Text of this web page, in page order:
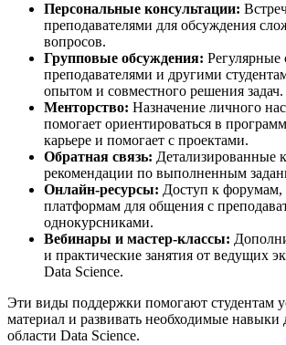
Персональные консультации:
преподавателями для обсуждения
вопросов.
Групповые обсуждения: Регулярные
преподавателями и другими
опытом и совместного решения задач.
Менторство: Назначение личного
помогает ориентироваться в
карьере и помогает с проектами.
Обратная связь: Детализированные
рекомендации по выполненным
Онлайн-ресурсы: Доступ к форумам,
платформам для общения с
однокурсниками.
Вебинары и мастер-классы:
и практические занятия от ведущих
Data Science.
Эти виды поддержки помогают студентам
материал и развивать необходимые навыки
области Data Science.